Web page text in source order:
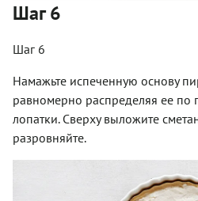
Шаг 6
Шаг 6
Намажьте испеченную основу
равномерно распределяя ее
лопатки. Сверху выложите
разровняйте.